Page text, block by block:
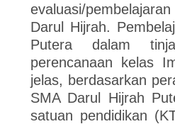
evaluasi/
Darul Hijrah.
Putera dalam
perencanaan kelas
jelas, berdasarkan
SMA Darul Hijrah
satuan pendidikan